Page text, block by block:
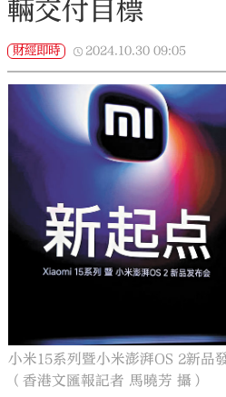
大公文匯
輛交付目標
財經即時 2024.10.30 09:05
小米15系列暨小米澎湃OS 2新品
（香港文匯報記者 馬曉芳 攝）